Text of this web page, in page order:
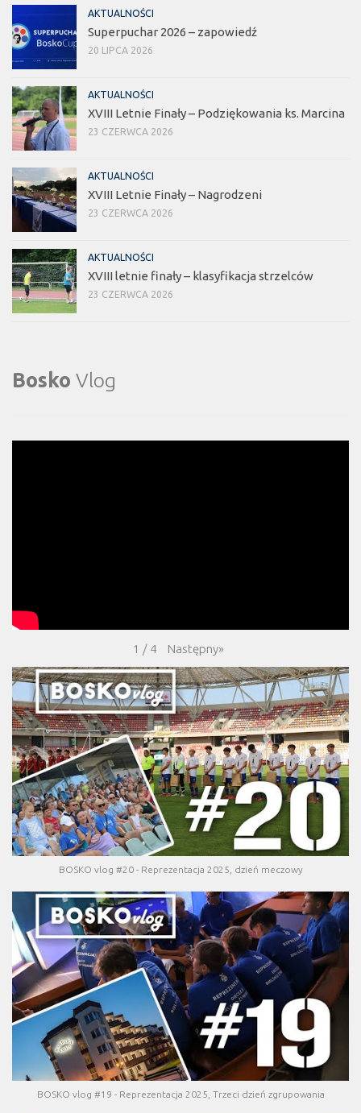
AKTUALNOŚCI
Superpuchar 2026 – zapowiedź
20 LIPCA 2026
AKTUALNOŚCI
XVIII Letnie Finały – Podziękowania ks. Marcina
23 CZERWCA 2026
AKTUALNOŚCI
XVIII Letnie Finały – Nagrodzeni
23 CZERWCA 2026
AKTUALNOŚCI
XVIII letnie finały – klasyfikacja strzelców
23 CZERWCA 2026
Bosko Vlog
1 / 4 Następny»
BOSKO vlog #20 - Reprezentacja 2025, dzień meczowy
BOSKO vlog #19 - Reprezentacja 2025, Trzeci dzień zgrupowania